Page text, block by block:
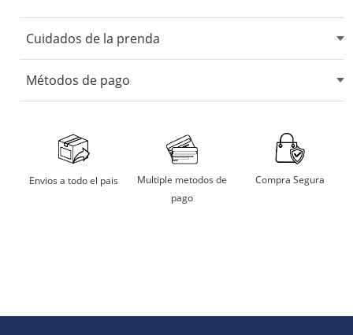
Cuidados de la prenda
No usar maquina secadora.
Secarlo en sombra.
Planchar a temperatura moderada
Métodos de pago
Aceptamos tarjetas de crédito, débito, transferencias
bancarias y billeteras digitales.
Envios a todo el pais
Multiple metodos de
pago
Compra Segura